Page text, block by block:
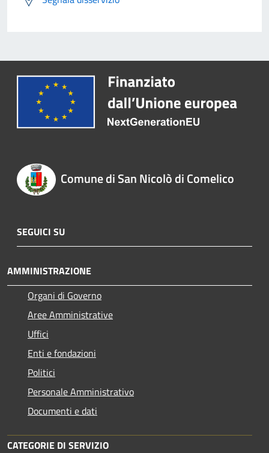
Comune di San Nicolò di Comelico
SEGUICI SU
AMMINISTRAZIONE
Organi di Governo
Aree Amministrative
Uffici
Enti e fondazioni
Politici
Personale Amministrativo
Documenti e dati
CATEGORIE DI SERVIZIO